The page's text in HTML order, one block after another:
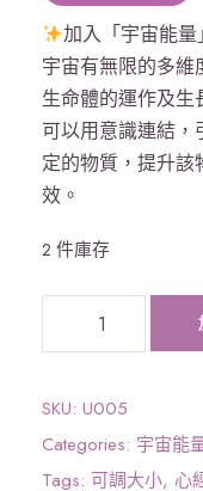
加入「宇宙能量
宇宙有無限的多
生命體的運作及生
可以用意識連結
定的物質，提升該
效。
2 件庫存
能
量
》
SKU: U005
Categories: 宇宙能
Tags: 可調大小, 心